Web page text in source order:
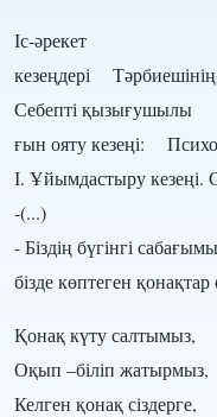
Іс-әрекет
кезеңдері
Себепті қызығушылы
ғын ояту кезеңі:
І. Ұйымдастыру кезеңі.
-(...)
- Біздің бүгінгі
бізде көптеген
Қонақ күту салтымыз,
Оқып –біліп жатырмыз,
Келген қонақ сіздерге,